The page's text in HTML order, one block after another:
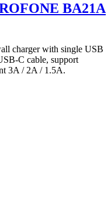
BA21A
charger with single USB
C cable, support
3A / 2A / 1.5A.